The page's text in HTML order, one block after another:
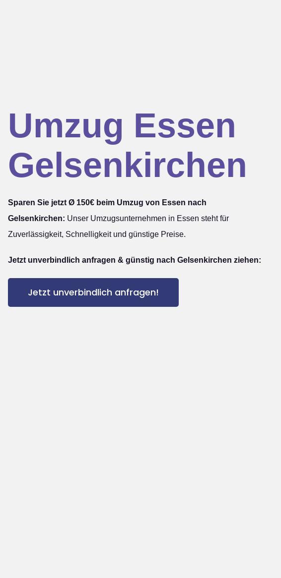
Umzug Essen
Gelsenkirchen
Sparen Sie jetzt Ø 150€ beim Umzug von Essen nach
Gelsenkirchen: Unser Umzugsunternehmen in Essen steht für
Zuverlässigkeit, Schnelligkeit und günstige Preise.
Jetzt unverbindlich anfragen & günstig nach Gelsenkirchen ziehen:
Jetzt unverbindlich anfragen!